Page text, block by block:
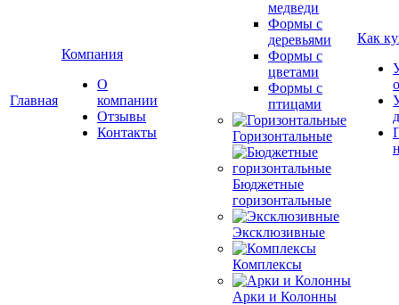
Главная
Компания
О
компании
Отзывы
Контакты
медведи
Формы с
деревьями
Формы с
цветами
Формы с
птицами
Горизонтальные
Бюджетные
горизонтальные
Эксклюзивные
Комплексы
Арки и Колонны
Как